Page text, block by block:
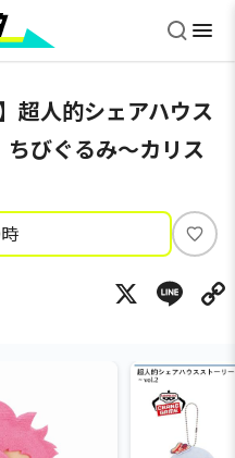
超人的シェアハウス
びぐるみ～カリス
い
ね
X